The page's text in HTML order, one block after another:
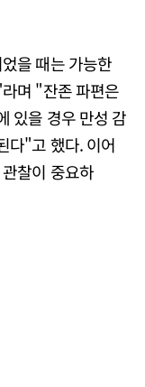
을 때는 가능한
며 "잔존 파편은
있을 경우 만성 감
다"고 했다. 이어
찰이 중요하